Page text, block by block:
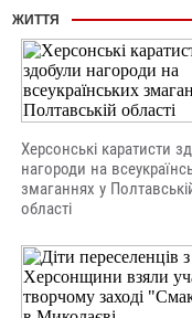
ЖИТТЯ
Херсонські каратисти
нагороди на
змаганнях у
області